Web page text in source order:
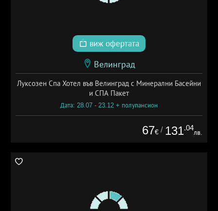
виж офертата
Велинград
Луксозен Спа Хотел във Велинград с Минерални Басейни
и СПА Пакет
Дата: 28.07 - 23.12 + полупансион
67€ / 131.04
лв.